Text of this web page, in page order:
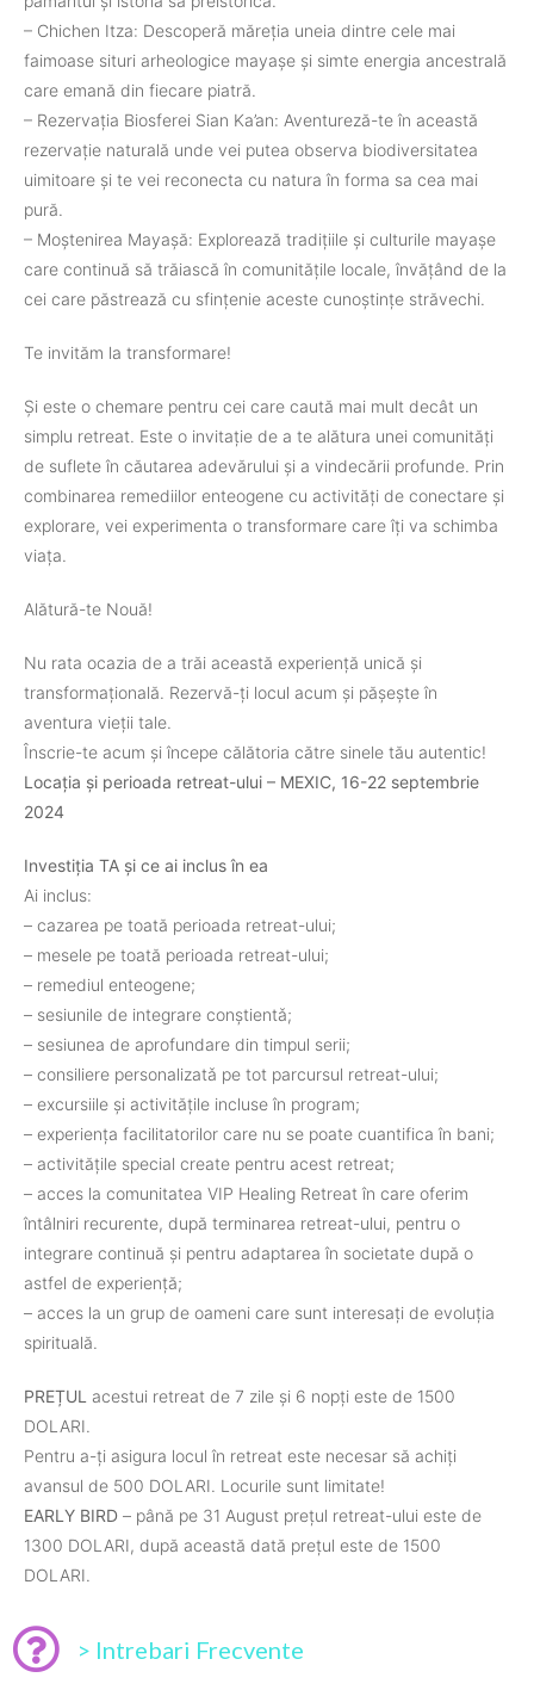
– Chichen Itza: Descoperă măreția uneia dintre cele mai
faimoase situri arheologice mayașe și simte energia ancestrală
care emană din fiecare piatră.
– Rezervația Biosferei Sian Ka’an: Aventureză-te în această
rezervație naturală unde vei putea observa biodiversitatea
uimitoare și te vei reconecta cu natura în forma sa cea mai
pură.
– Moștenirea Mayașă: Explorează tradițiile și culturile mayașe
care continuă să trăiască în comunitățile locale, învățând de la
cei care păstrează cu sfințenie aceste cunoștințe străvechi.
Te invităm la transformare!
Și este o chemare pentru cei care caută mai mult decât un
simplu retreat. Este o invitație de a te alătura unei comunități
de suflete în căutarea adevărului și a vindecării profunde. Prin
combinarea remediilor enteogene cu activități de conectare și
explorare, vei experimenta o transformare care îți va schimba
viața.
Alătură-te Nouă!
Nu rata ocazia de a trăi această experiență unică și
transformațională. Rezervă-ți locul acum și pășește în
aventura vieții tale.
Înscrie-te acum și începe călătoria către sinele tău autentic!
Locația și perioada retreat-ului – MEXIC, 16-22 septembrie
2024
Investiția TA și ce ai inclus în ea
Ai inclus:
– cazarea pe toată perioada retreat-ului;
– mesele pe toată perioada retreat-ului;
– remediul enteogene;
– sesiunile de integrare conștientǎ;
– sesiunea de aprofundare din timpul serii;
– consiliere personalizatǎ pe tot parcursul retreat-ului;
– excursiile și activitățile incluse în program;
– experiența facilitatorilor care nu se poate cuantifica în bani;
– activitățile special create pentru acest retreat;
– acces la comunitatea VIP Healing Retreat în care oferim
întâlniri recurente, după terminarea retreat-ului, pentru o
integrare continuă și pentru adaptarea în societate după o
astfel de experiență;
– acces la un grup de oameni care sunt interesați de evoluția
spirituală.
PREȚUL acestui retreat de 7 zile și 6 nopți este de 1500
DOLARI.
Pentru a-ți asigura locul în retreat este necesar să achiți
avansul de 500 DOLARI. Locurile sunt limitate!
EARLY BIRD – până pe 31 August prețul retreat-ului este de
1300 DOLARI, după această dată prețul este de 1500
DOLARI.
> Intrebari Frecvente